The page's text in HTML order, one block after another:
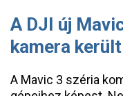
A DJI új
kamera került
A Mavic 3 széria